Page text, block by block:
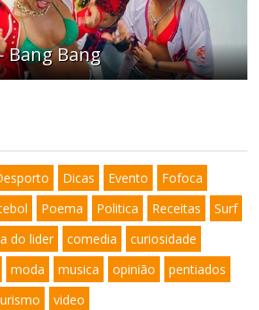
Bang Bang
Dicas Evento
Fofoca
Poema Politica Receitas
Surf
do lider comedia
curiosidade
moda musica opinião
pentiados
video